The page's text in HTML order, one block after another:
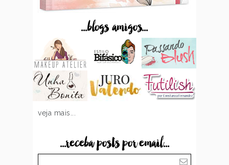
...blogs amigos...
veja mais...
...receba posts por email...